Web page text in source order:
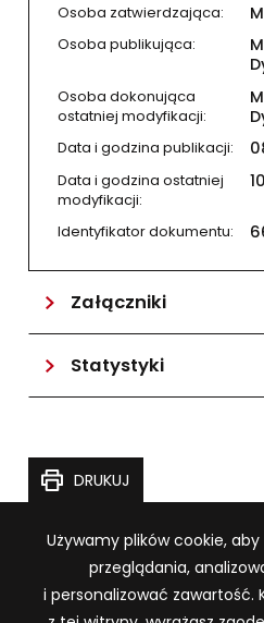
Osoba zatwierdzająca:
Osoba publikująca:
Osoba dokonująca
ostatniej modyfikacji:
Data i godzina publikacji:
Data i godzina ostatniej
modyfikacji:
Identyfikator dokumentu:
Załączniki
Statystyki
DRUKUJ
TĘ STRONĘ
Wersja archiwalna BIP
Informacja o plikach
Używamy plików cookie,
przeglądania,
i personalizować zawartość.